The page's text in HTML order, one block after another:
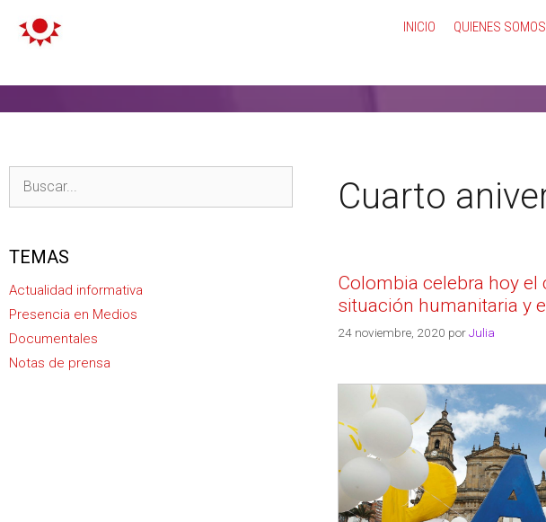
INICIO QUIENES SOMOS
Cuarto
Colombia celebra hoy el
situación humanitaria y
24 noviembre, 2020 porJulia
TEMAS
Actualidad informativa
Presencia en Medios
Documentales
Notas de prensa